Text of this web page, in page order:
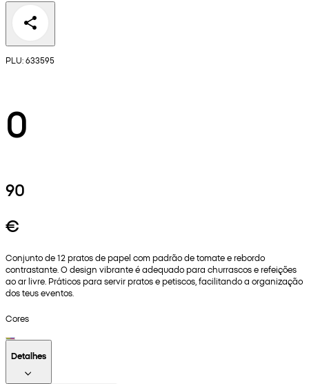
PLU: 633595
0
90
€
Conjunto de 12 pratos de papel com padrão de tomate e rebordo
contrastante. O design vibrante é adequado para churrascos e refeições
ao ar livre. Práticos para servir pratos e petiscos, facilitando a organização
dos teus eventos.
Cores
Detalhes